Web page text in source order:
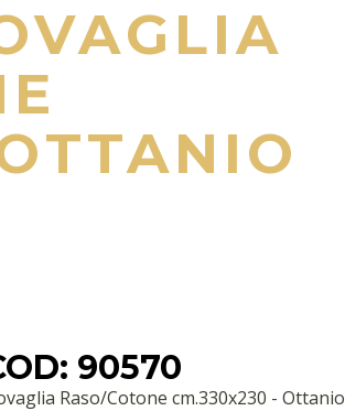
90570
Raso/Cotone cm.330x230 - Ottanio